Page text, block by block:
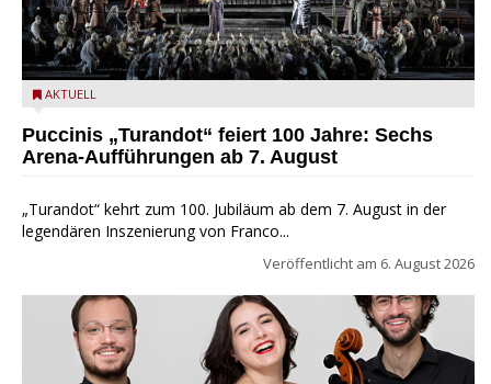
Turandot in der Arena von Verona - Ennevi für Fondazione
AKTUELL
Puccinis „Turandot“ feiert 100 Jahre: Sechs
Arena-Aufführungen ab 7. August
„Turandot“ kehrt zum 100. Jubiläum ab dem 7. August in der
legendären Inszenierung von Franco...
Veröffentlicht am 6. August 2026